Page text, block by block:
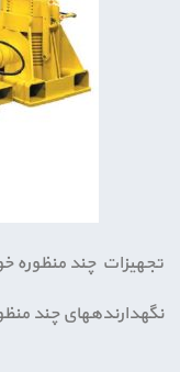
تجهیزات چند منظوره
نگهدارنده­های چند